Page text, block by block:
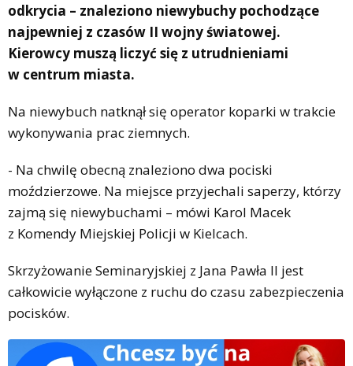
odkrycia – znaleziono niewybuchy pochodzące
najpewniej z czasów II wojny światowej.
Kierowcy muszą liczyć się z utrudnieniami
w centrum miasta.
Na niewybuch natknął się operator koparki w trakcie
wykonywania prac ziemnych.
- Na chwilę obecną znaleziono dwa pociski
moździerzowe. Na miejsce przyjechali saperzy, którzy
zajmą się niewybuchami – mówi Karol Macek
z Komendy Miejskiej Policji w Kielcach.
Skrzyżowanie Seminaryjskiej z Jana Pawła II jest
całkowicie wyłączone z ruchu do czasu zabezpieczenia
pocisków.